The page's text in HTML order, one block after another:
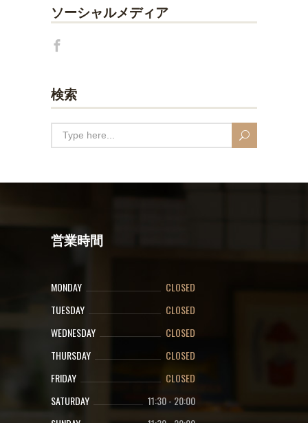
ソーシャルメディア
検索
営業時間
MONDAY
CLOSED
TUESDAY
CLOSED
WEDNESDAY
CLOSED
THURSDAY
CLOSED
FRIDAY
CLOSED
SATURDAY
11:30- 20:00